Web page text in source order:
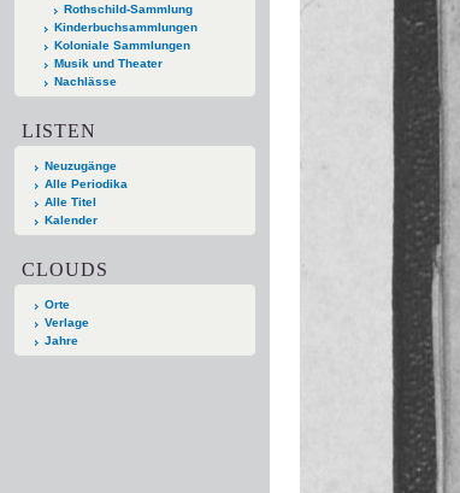
Rothschild-Sammlung
Kinderbuchsammlungen
Koloniale Sammlungen
Musik und Theater
Nachlässe
LISTEN
Neuzugänge
Alle Periodika
Alle Titel
Kalender
CLOUDS
Orte
Verlage
Jahre